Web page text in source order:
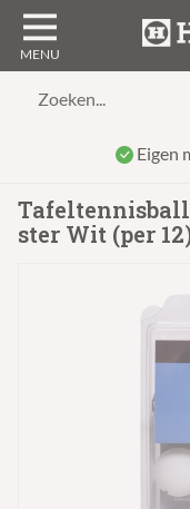
Zoeken...
Eigen
ster Wit (per